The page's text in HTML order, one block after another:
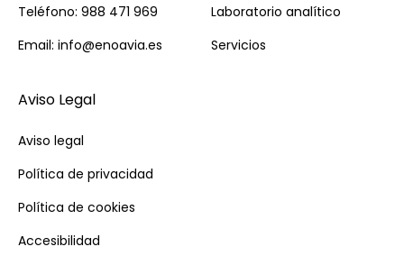
Teléfono: 988 471 969
Email: info@enoavia.es
Laboratorio analítico
Servicios
Aviso Legal
Aviso legal
Política de privacidad
Política de cookies
Accesibilidad